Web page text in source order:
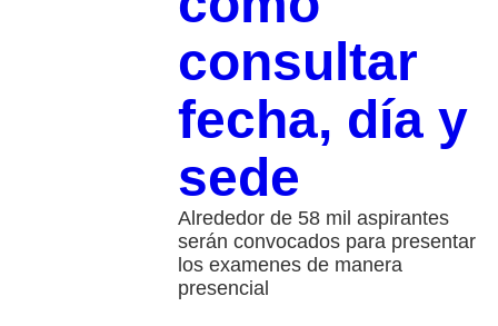
consultar
fecha, día y
sede
Alrededor de 58 mil aspirantes
serán convocados para presentar
los examenes de manera
presencial